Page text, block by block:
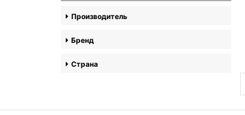
Производитель
Бренд
Страна